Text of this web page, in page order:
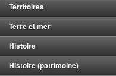
Territoires
Terre et mer
Histoire
Histoire (patrimoine)